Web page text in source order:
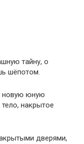
тайну, о
шёпотом.
новую юную
накрытое
дверями,